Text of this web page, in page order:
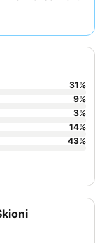
välskött.
31%
9%
3%
14%
43%